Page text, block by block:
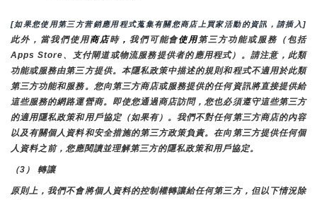
[如果您使用第三方营銷應用程式蒐集有關您商店上買家活動的資訊，請插入]
此外，當我們使用商店時， 我們可能會使用第三方功能或服務（包括
Apps Store、支付閘道或物流服務提供者的應用程式）。請注意，此類
功能或服務由第三方提供。本隱私政策中描述的規則和程式不適用於此類
第三方功能和服務。您向第三方商店或服務提供的任何資訊將直接提供給
這些服務的網路運營商。即使您通過商店訪問，您也必須遵守這些第三方
的適用隱私政策和用戶協定（如果有）。我們不對任何第三方商店的內容
以及有關個人資料和安全措施的第三方政策負責。在向第三方提供任何個
人資料之前，您應閱讀並理解第三方的隱私政策和用戶協定。
（3） 轉讓
原則上，我們不會將個人資料的控制權轉讓給任何第三方，但以下情況除